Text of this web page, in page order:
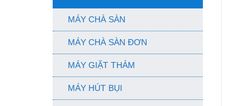
MÁY CHÀ SÀN
MÁY CHÀ SÀN ĐƠN
MÁY GIẶT THẢM
MÁY HÚT BỤI